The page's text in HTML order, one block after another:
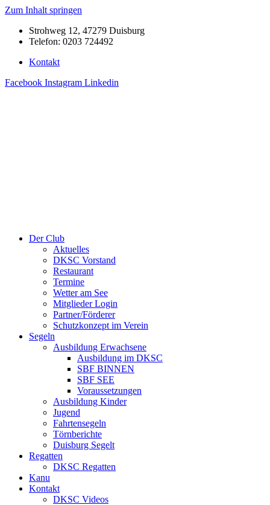
Zum Inhalt springen
Strohweg 12, 47279 Duisburg
Telefon: 0203 724492
Kontakt
Facebook Instagram Linkedin
Der Club
Aktuelles
DKSC Vorstand
Restaurant
Termine
Wetter am See
Mitglieder Login
Partner/Förderer
Schutzkonzept im Verein
Segeln
Ausbildung Erwachsene
Ausbildung im DKSC
SBF BINNEN
SBF SEE
Voraussetzungen
Ausbildung Kinder
Jugend
Fahrtensegeln
Törnberichte
Duisburg Segelt
Regatten
DKSC Regatten
Kanu
Kontakt
DKSC Videos